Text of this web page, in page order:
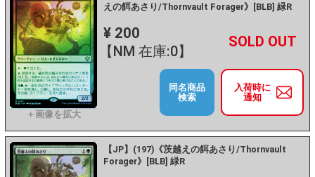
えの餌あさり/Thornvault Forager》[BLB] 緑R
¥ 200
【NM 在庫:0】
－ +
入荷時に
通知
同名商品
検索
【JP】(197)《茨越えの餌あさり/Thornvault
Forager》[BLB] 緑R